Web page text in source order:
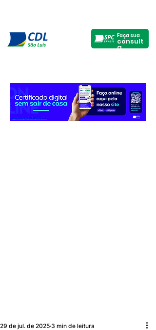
Faça sua
consult
a
29 de jul. de 2025 3 min de leitura